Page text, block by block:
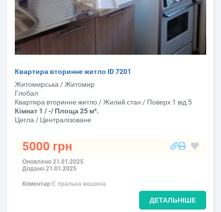
Квартира вторинне житло ID 7201
Житомирська / Житомир
Глобал
Квартира вторинне житло / Жилий стан / Поверх 1 від 5
Кімнат 1 / -/ Площа 25 м².
Цегла / Централізоване
5000 грн
Оновлено 21.01.2025
Додано 21.01.2025
Коментар Є пральна машина.
ДЕТАЛЬНІШЕ